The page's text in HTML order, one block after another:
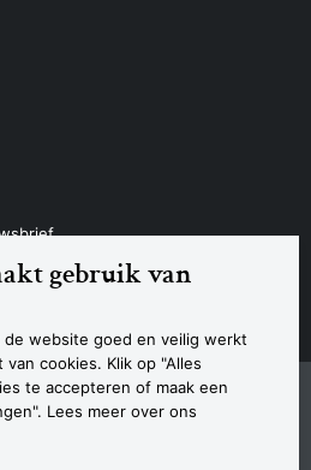
gebruik van
website goed en veilig werkt
cookies. Klik op "Alles
te accepteren of maak een
Lees meer over ons
Algemene voorwaardenDisclaimer
Contact